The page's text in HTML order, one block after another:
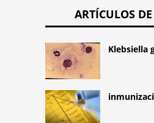
ARTÍCULOS
Klebsiella